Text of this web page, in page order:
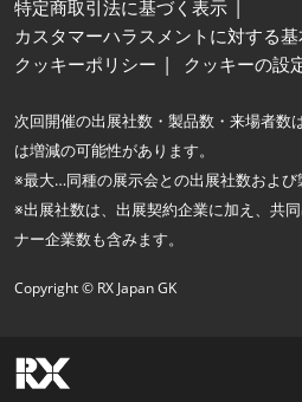
特定商取引法に基づく表示
カスタマーハラスメントに対する
クッキーポリシー
クッキーの設
次回開催の出展社数・製品数・来場者数
は増減の可能性があります。
※最大…同種の展示会との出展社数および
※出展社数は、出展契約企業に加え、共
ナー企業数も含みます。
Copyright © RX Japan GK